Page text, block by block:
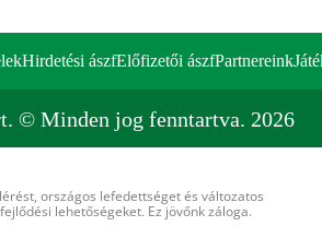
Hirdetési ászfElőfizetői ászfPartnereink
© Minden jog fenntartva. 2026
országos lefedettséget és változatos
lehetőségeket. Ez jövőnk záloga.